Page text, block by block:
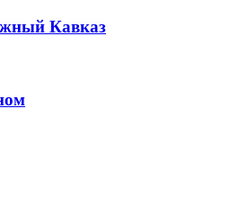
Кавказ